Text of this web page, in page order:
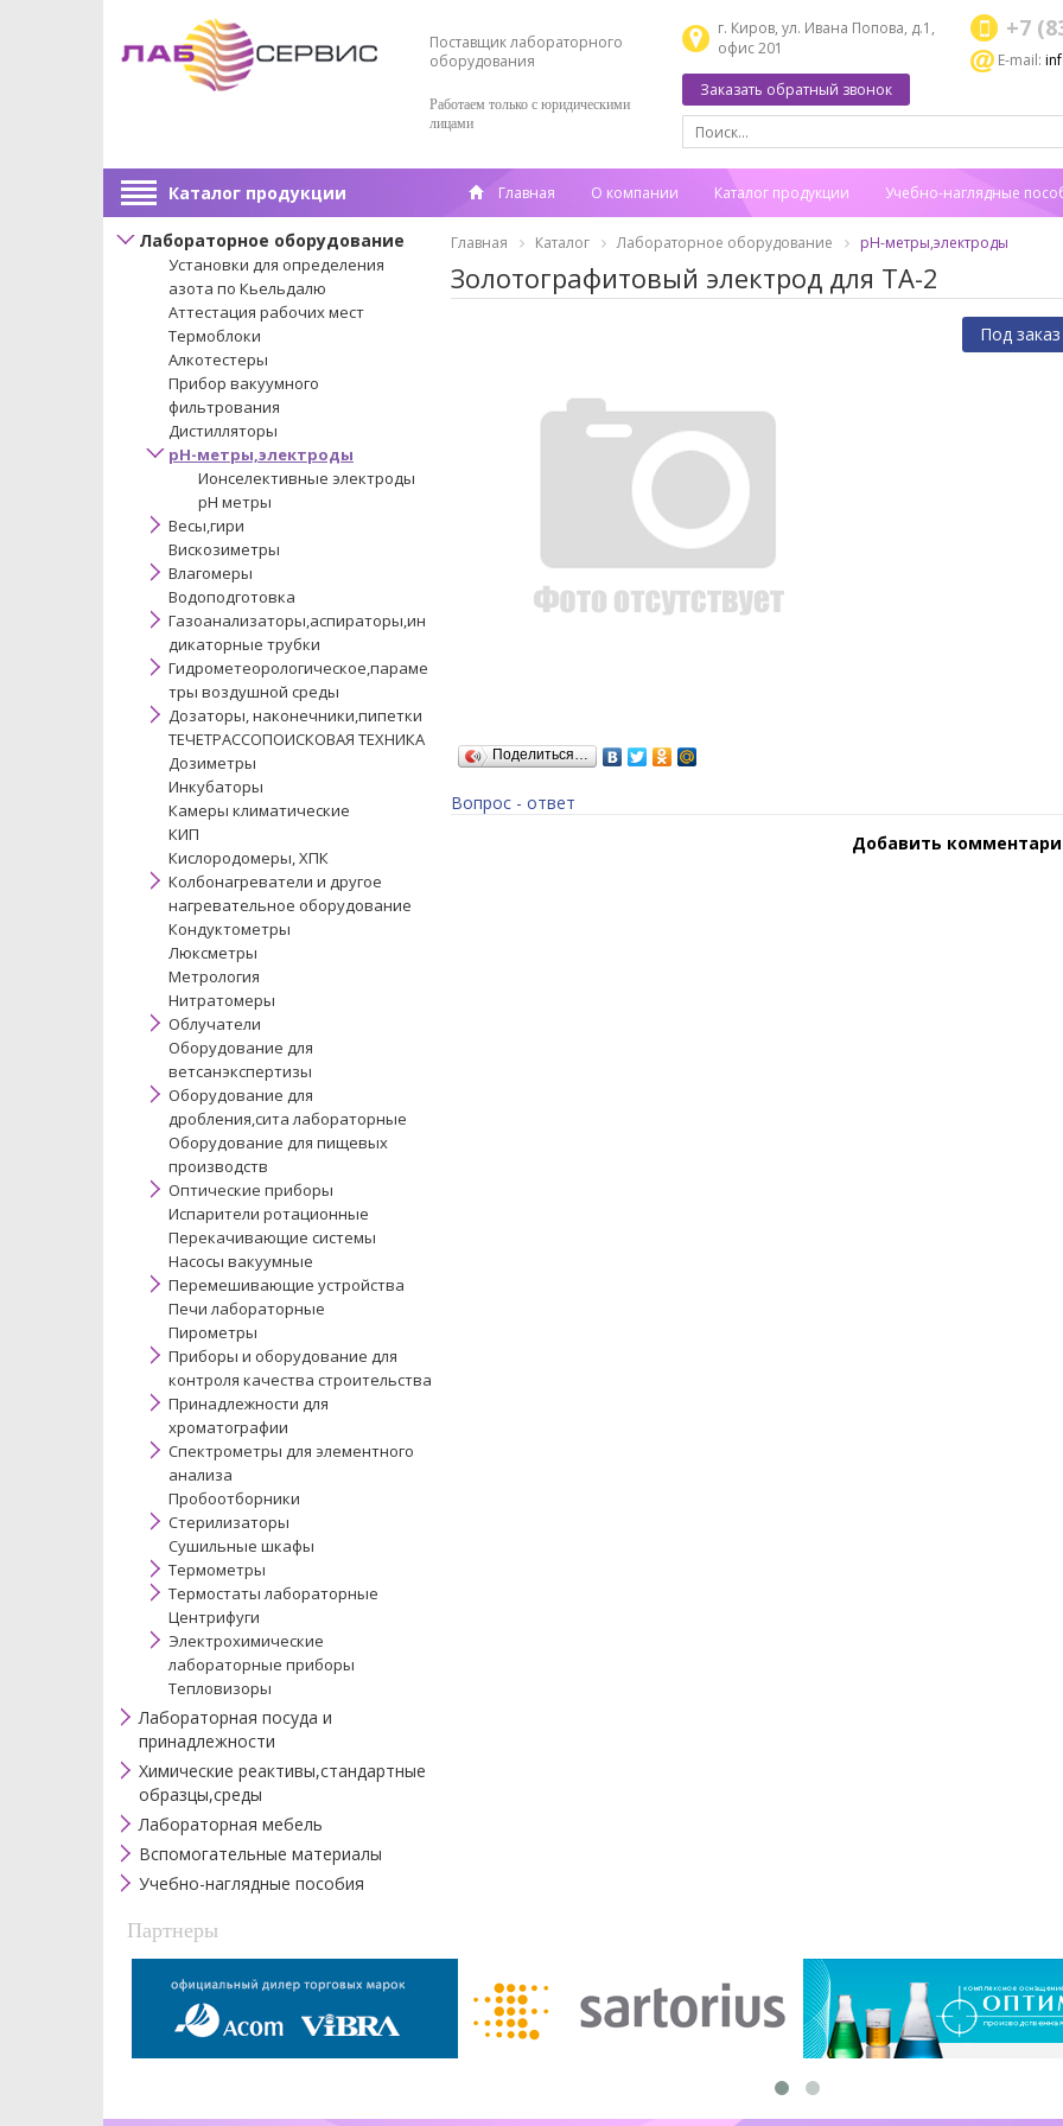
Поставщик лабораторного
оборудования
Работаем только с юридическими
лицами
г. Киров, ул. Ивана Попова, д.1,
офис 201
+7
E-mail:
Заказать обратный звонок
Каталог продукции Главная О компании Каталог продукции Учебно-наглядные
Лабораторное оборудование
Установки для определения
азота по Кьельдалю
Аттестация рабочих мест
Термоблоки
Алкотестеры
Прибор вакуумного
фильтрования
Дистилляторы
pH-метры,электроды
Ионселективные электроды
рН метры
Весы,гири
Вискозиметры
Влагомеры
Водоподготовка
Газоанализаторы,аспираторы,ин
дикаторные трубки
Гидрометеорологическое,параме
тры воздушной среды
Дозаторы, наконечники,пипетки
ТЕЧЕТРАССОПОИСКОВАЯ ТЕХНИКА
Дозиметры
Инкубаторы
Камеры климатические
КИП
Кислородомеры, ХПК
Колбонагреватели и другое
нагревательное оборудование
Кондуктометры
Люксметры
Метрология
Нитратомеры
Облучатели
Оборудование для
ветсанэкспертизы
Оборудование для
дробления,сита лабораторные
Оборудование для пищевых
производств
Оптические приборы
Испарители ротационные
Перекачивающие системы
Насосы вакуумные
Перемешивающие устройства
Печи лабораторные
Пирометры
Приборы и оборудование для
контроля качества строительства
Принадлежности для
хроматографии
Спектрометры для элементного
анализа
Пробоотборники
Стерилизаторы
Сушильные шкафы
Термометры
Термостаты лабораторные
Центрифуги
Электрохимические
лабораторные приборы
Тепловизоры
Лабораторная посуда и
принадлежности
Химические реактивы,стандартные
образцы,среды
Лабораторная мебель
Вспомогательные материалы
Учебно-наглядные пособия
Главная Каталог Лабораторное оборудование pH-метры,электроды
Золотографитовый электрод для ТА-2
Поделиться…
Под заказ
Вопрос - ответ
Добавить
Партнеры